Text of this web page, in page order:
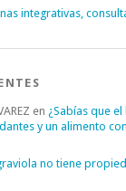
integrativas,
en ¿Sabías que
y un alimento
no tiene